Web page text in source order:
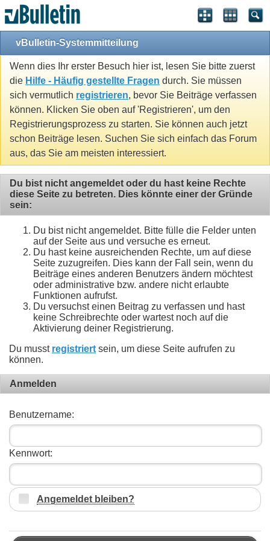
vBulletin-Systemmitteilung
Wenn dies Ihr erster Besuch hier ist, lesen Sie bitte zuerst
die Hilfe - Häufig gestellte Fragen durch. Sie müssen
sich vermutlich registrieren, bevor Sie Beiträge verfassen
können. Klicken Sie oben auf 'Registrieren', um den
Registrierungsprozess zu starten. Sie können auch jetzt
schon Beiträge lesen. Suchen Sie sich einfach das Forum
aus, das Sie am meisten interessiert.
Du bist nicht angemeldet oder du hast keine Rechte
diese Seite zu betreten. Dies könnte einer der Gründe
sein:
Du bist nicht angemeldet. Bitte fülle die Felder unten
auf der Seite aus und versuche es erneut.
Du hast keine ausreichenden Rechte, um auf diese
Seite zuzugreifen. Dies kann der Fall sein, wenn du
Beiträge eines anderen Benutzers ändern möchtest
oder administrative bzw. andere nicht erlaubte
Funktionen aufrufst.
Du versuchst einen Beitrag zu verfassen und hast
keine Schreibrechte oder wartest noch auf die
Aktivierung deiner Registrierung.
Du musst registriert sein, um diese Seite aufrufen zu
können.
Anmelden
Benutzername:
Kennwort:
Angemeldet bleiben?